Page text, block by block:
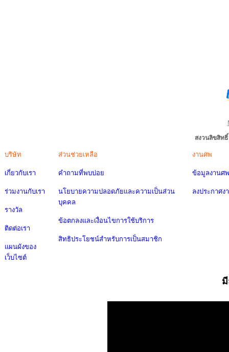
สงวนลิขสิท
บริษัท
เกี่ยวกับเรา
ร่วมงานกับเรา
รางวัล
ติดต่อเรา
แผนผังของ
เว็บไซต์
ส่วนช่วยเหลือ
คำถามที่พบบ่อย
นโยบายความปลอดภัยและความเป็นส่วน
บุคคล
ข้อตกลงและเงื่อนไขการใช้บริการ
สิทธิประโยชน์สำหรับการเป็นสมาชิก
งานศพ
ข้อมูลงานศพ
ลงประกาศง